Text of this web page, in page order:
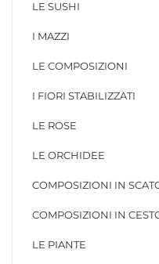
LE SUSHI
I MAZZI
LE COMPOSIZIONI
I FIORI STABILIZZATI
LE ROSE
LE ORCHIDEE
COMPOSIZIONI IN
COMPOSIZIONI IN
LE PIANTE